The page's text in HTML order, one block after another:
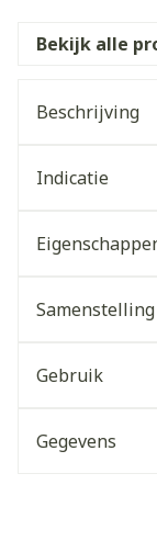
Bekijk alle
Beschrijving
Indicatie
Samenstelling
Gebruik
Gegevens